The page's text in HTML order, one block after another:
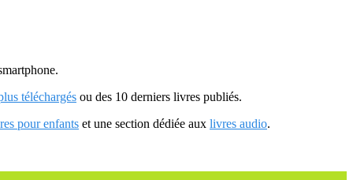
téléchargés ou des 10 derniers livres publiés.
pour enfants et une section dédiée aux livres audio.